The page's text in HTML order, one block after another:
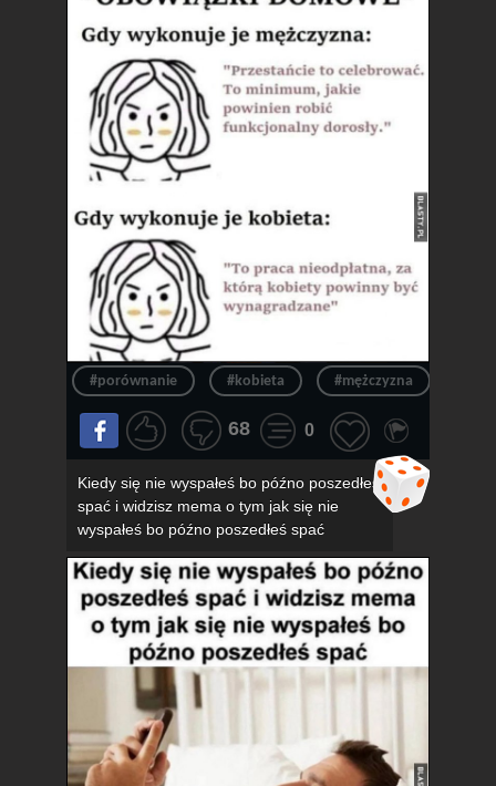
#porównanie #kobieta #mężczyzna
68 0
Kiedy się nie wyspałeś bo późno poszedłeś
spać i widzisz mema o tym jak się nie
wyspałeś bo późno poszedłeś spać